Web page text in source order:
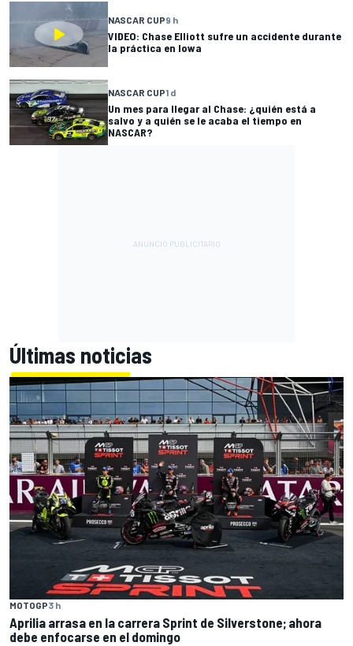
NASCAR CUP9 h
VIDEO: Chase Elliott sufre un accidente durante
la práctica en Iowa
NASCAR CUP1 d
Un mes para llegar al Chase: ¿quién está a
salvo y a quién se le acaba el tiempo en
NASCAR?
Últimas noticias
MOTOGP3 h
Aprilia arrasa en la carrera Sprint de Silverstone; ahora
debe enfocarse en el domingo